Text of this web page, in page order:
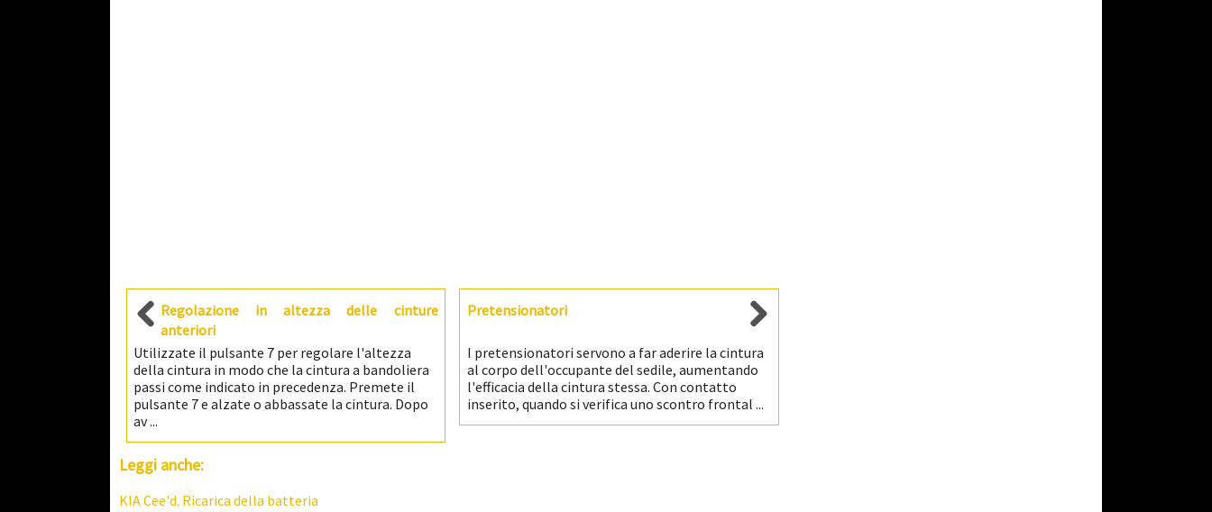
Regolazione in altezza delle cinture
anteriori
Utilizzate il pulsante 7 per regolare l'altezza
della cintura in modo che la cintura a bandoliera
passi come indicato in precedenza. Premete il
pulsante 7 e alzate o abbassate la cintura. Dopo
av ...
Pretensionatori
I pretensionatori servono a far aderire la cintura
al corpo dell'occupante del sedile, aumentando
l'efficacia della cintura stessa. Con contatto
inserito, quando si verifica uno scontro frontal ...
Leggi anche:
KIA Cee'd. Ricarica della batteria